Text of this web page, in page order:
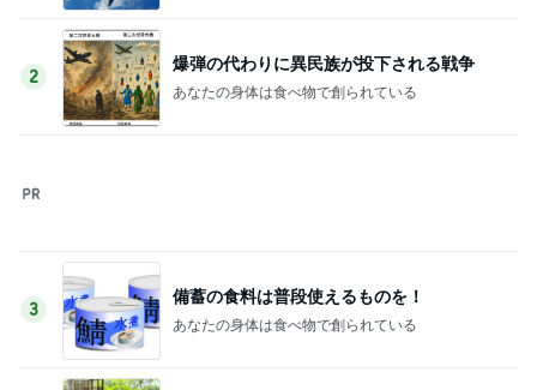
4
おっ！？若返ったな〜
世にも美しいガンの治し方
5
このジャンルの記事をもっと見る
レジェンド松下のなんでもプレゼン！